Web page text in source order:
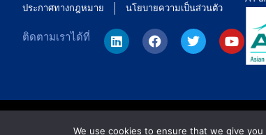
ประกาศทางกฎหมาย นโยบายความเป็นส่วนตัว
ติดตามเราได้ที่
We use cookies to ensure that we give